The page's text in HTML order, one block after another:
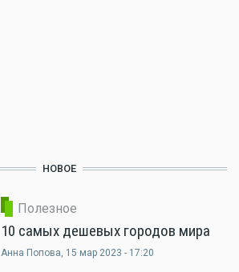
НОВОЕ
Полезное
10 самых дешевых городов мира
Анна Попова, 15 мар 2023 - 17:20